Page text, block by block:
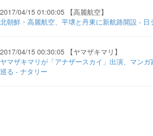
2017/04/15 01:00:05 【高麗航空】
北朝鮮・高麗航空、平壌と丹東に新航路開設 - 日
2017/04/15 00:30:05 【ヤマザキマリ】
ヤマザキマリが「アナザースカイ」出演、マン
巡る - ナタリー